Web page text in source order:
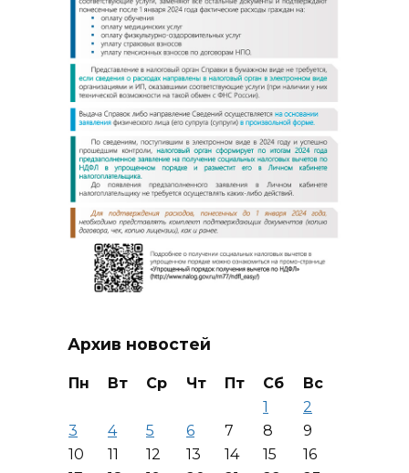
Архив новостей
Пн Вт Ср Чт Пт Сб
Вс
1
2
3
4 5 6 7 8
9
10
11 12 13 14 15
16